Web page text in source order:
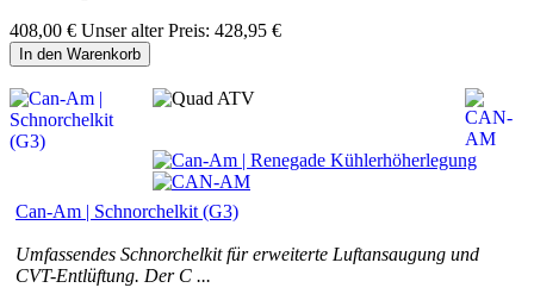
408,00 € Unser alter Preis: 428,95 €
In den Warenkorb
Can-Am | Schnorchelkit (G3)
Umfassendes Schnorchelkit für erweiterte Luftansaugung und
CVT-Entlüftung. Der C ...